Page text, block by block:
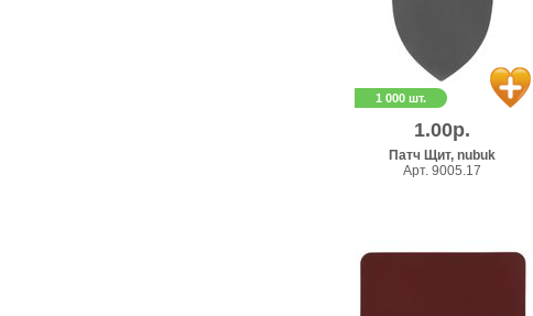
1 000 шт.
1.00р.
Патч Щит, nubuk
Арт. 9005.17